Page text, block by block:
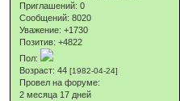
Приглашений: 0
Сообщений: 8020
Уважение: +1730
Позитив: +4822
Пол:
Возраст: 44[1982-04-24]
Провел на форуме:
2 месяца 17 дней